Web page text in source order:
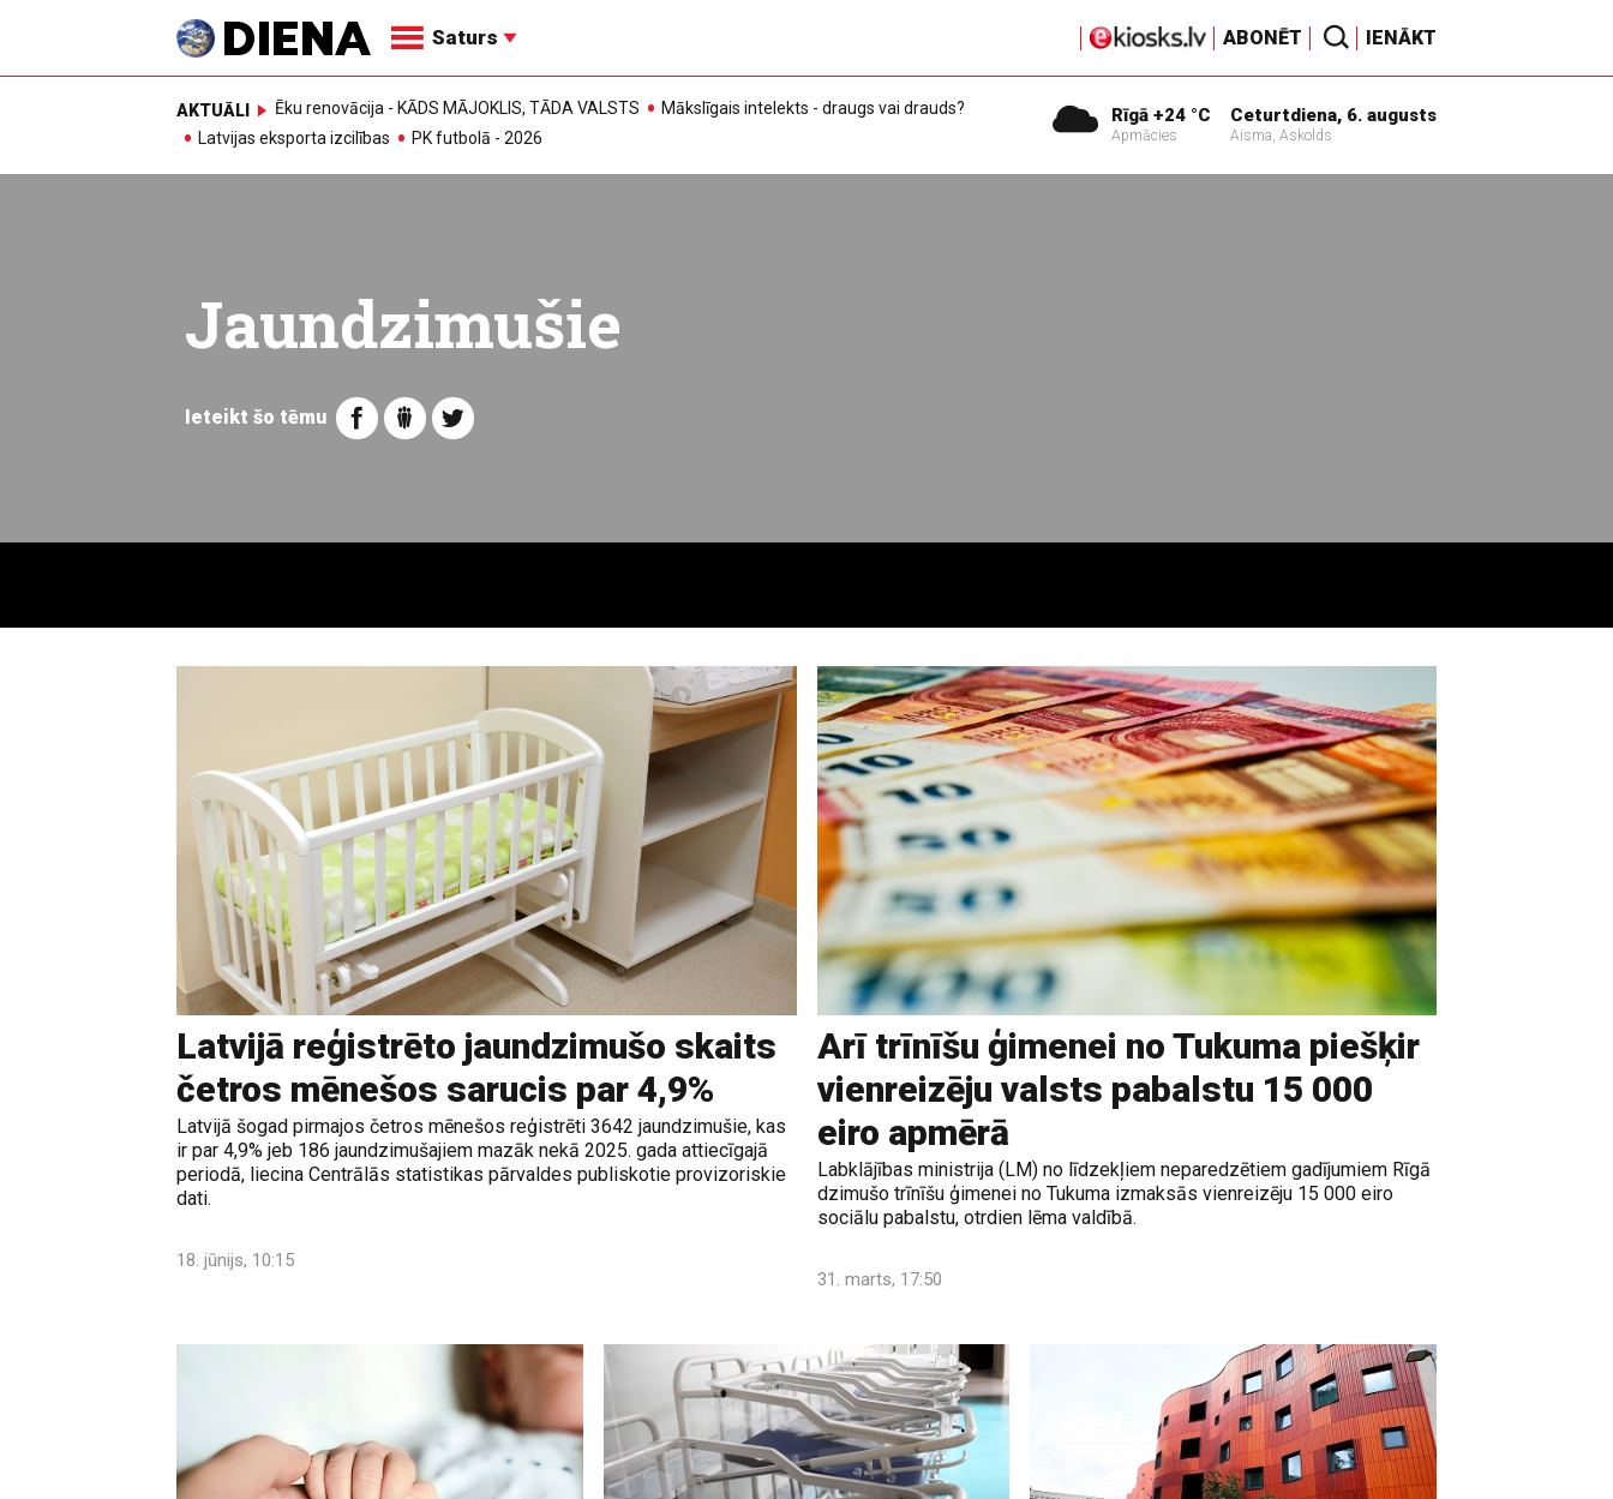
Saturs ABONĒT IENĀKT
AKTUĀLI Ēku renovācija - KĀDS MĀJOKLIS, TĀDA VALSTS
Mākslīgais intelekts - draugs vai drauds?
Latvijas eksporta izcilības
PK futbolā - 2026
Rīgā +24 °C
Apmācies
Ceturtdiena, 6. augusts
Aisma, Askolds
Jaundzimušie
Ieteikt šo tēmu
Latvijā reģistrēto jaundzimušo skaits
četros mēnešos sarucis par 4,9%
Latvijā šogad pirmajos četros mēnešos reģistrēti 3642 jaundzimušie, kas
ir par 4,9% jeb 186 jaundzimušajiem mazāk nekā 2025. gada attiecīgajā
periodā, liecina Centrālās statistikas pārvaldes publiskotie provizoriskie
dati.
18. jūnijs, 10:15
Arī trīnīšu ģimenei no Tukuma piešķir
vienreizēju valsts pabalstu 15 000
eiro apmērā
Labklājības ministrija (LM) no līdzekļiem neparedzētiem gadījumiem Rīgā
dzimušo trīnīšu ģimenei no Tukuma izmaksās vienreizēju 15 000 eiro
sociālu pabalstu, otrdien lēma valdībā.
31. marts, 17:50